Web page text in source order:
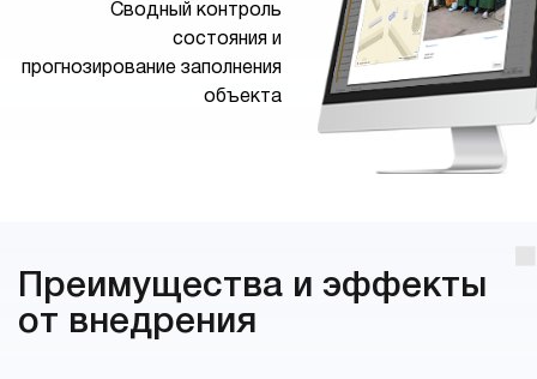
Сводный контроль
состояния и
прогнозирование заполнения
объекта
Преимущества и эффекты
от внедрения